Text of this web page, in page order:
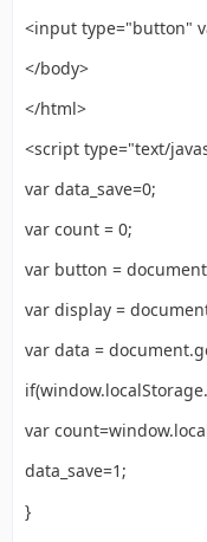
<input type="button"
</body>
</html>
<script type="text/
var data_save=0;
var count = 0;
var button =
var display =
var data =
var
data_save=1;
}